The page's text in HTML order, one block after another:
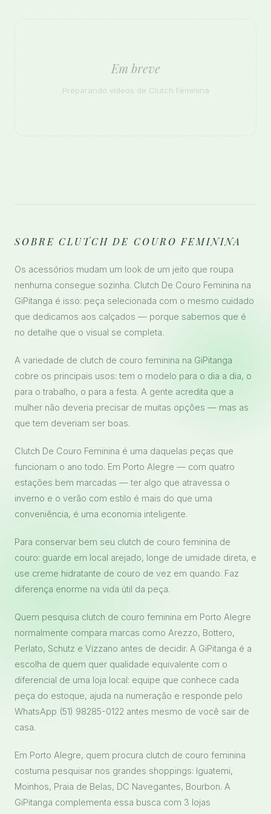
Em breve
Preparando vídeos de Clutch Feminina
SOBRE CLUTCH DE COURO FEMININA
Os acessórios mudam um look de um jeito que roupa
nenhuma consegue sozinha. Clutch De Couro Feminina na
GiPitanga é isso: peça selecionada com o mesmo cuidado
que dedicamos aos calçados — porque sabemos que é
no detalhe que o visual se completa.
A variedade de clutch de couro feminina na GiPitanga
cobre os principais usos: tem o modelo para o dia a dia, o
para o trabalho, o para a festa. A gente acredita que a
mulher não deveria precisar de muitas opções — mas as
que tem deveriam ser boas.
Clutch De Couro Feminina é uma daquelas peças que
funcionam o ano todo. Em Porto Alegre — com quatro
estações bem marcadas — ter algo que atravessa o
inverno e o verão com estilo é mais do que uma
conveniência, é uma economia inteligente.
Para conservar bem seu clutch de couro feminina de
couro: guarde em local arejado, longe de umidade direta, e
use creme hidratante de couro de vez em quando. Faz
diferença enorme na vida útil da peça.
Quem pesquisa clutch de couro feminina em Porto Alegre
normalmente compara marcas como Arezzo, Bottero,
Perlato, Schutz e Vizzano antes de decidir. A GiPitanga é a
escolha de quem quer qualidade equivalente com o
diferencial de uma loja local: equipe que conhece cada
peça do estoque, ajuda na numeração e responde pelo
WhatsApp (51) 98285-0122 antes mesmo de você sair de
casa.
Em Porto Alegre, quem procura clutch de couro feminina
costuma pesquisar nos grandes shoppings: Iguatemi,
Moinhos, Praia de Belas, DC Navegantes, Bourbon. A
GiPitanga complementa essa busca com 3 lojas